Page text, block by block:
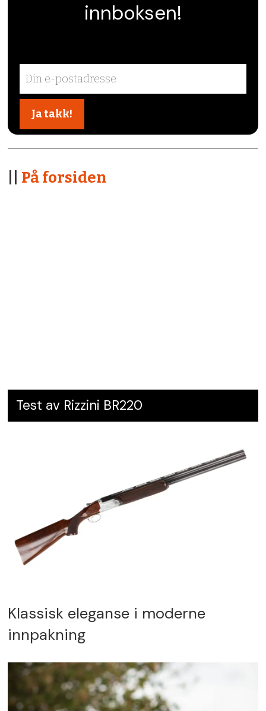
innboksen!
På forsiden
Test av Rizzini BR220
Klassisk eleganse i moderne
innpakning